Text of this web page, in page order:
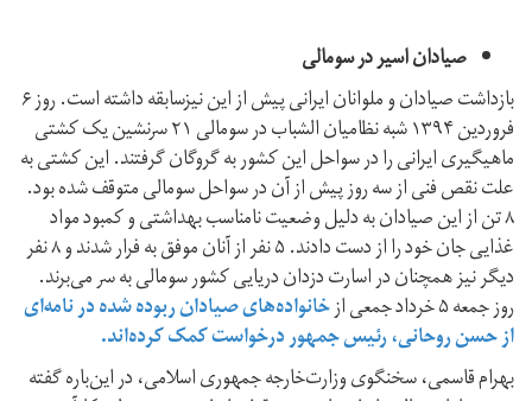
صیادان اسیر در سومالی
بازداشت صیادان و ملوانان ایرانی پیش از این نیزسابقه داشته است. روز ۶
فروردین ۱۳۹۴ شبه نظامیان الشباب در سومالی ۲۱ سرنشین یک کشتی
ماهیگیری ایرانی را در سواحل این کشور به گروگان گرفتند. این کشتی به
علت نقص فنی از سه روز پیش از آن در سواحل سومالی متوقف شده بود.
۸ تن از این صیادان به دلیل وضعیت نامناسب بهداشتی و کمبود مواد
غذایی جان خود را از دست دادند. ۵ نفر از آنان موفق به فرار شدند‌ و ۸ نفر
دیگر نیز همچنان در اسارت دزدان دریایی کشور سومالی به سر می‌برند.
روز جمعه ۵ خرداد جمعی از خانواده‌های صیادان ربوده شده در نامه‌ای
از حسن روحانی، رئیس جمهور درخواست کمک کرده‌اند.
بهرام قاسمی، سخنگوی وزارت‌خارجه جمهوری اسلامی، در این‌باره گفته